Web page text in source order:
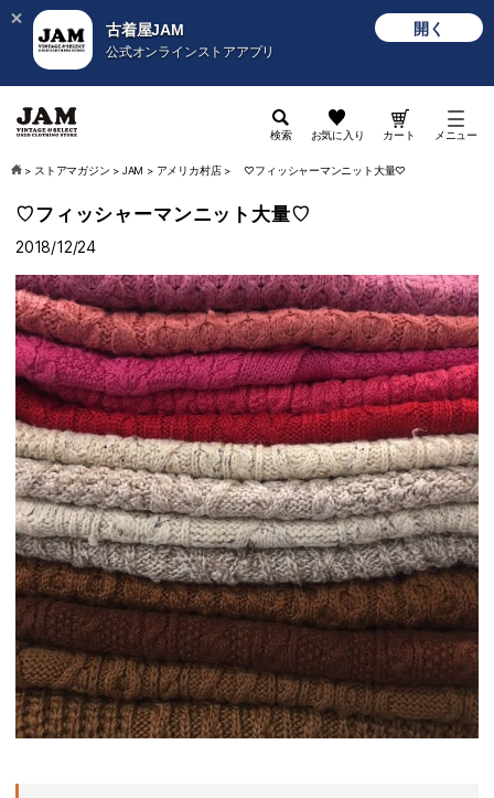
古着屋JAM
公式オンラインストアアプリ
開く
検索 お気に入り カート メニュー
> ストアマガジン > JAM > アメリカ村店> ♡フィッシャーマンニット大量♡
♡フィッシャーマンニット大量♡
2018/12/24